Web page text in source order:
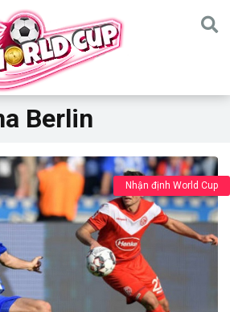
Berlin
Nhận định World Cup